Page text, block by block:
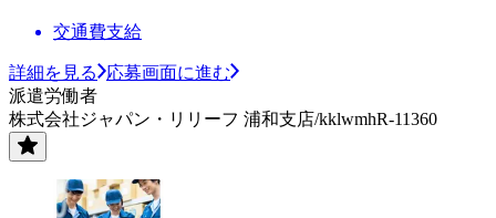
交通費支給
詳細を見る
応募画面に進む
派遣労働者
株式会社ジャパン・リリーフ 浦和支店/kklwmhR-11360